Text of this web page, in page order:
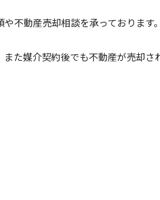
不動産売却相談を承っております。
た媒介契約後でも不動産が売却さ